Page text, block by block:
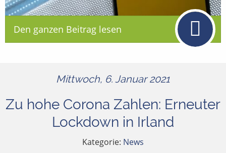
Den ganzen Beitrag lesen
Mittwoch, 6. Januar 2021
Zu hohe Corona Zahlen: Erneuter
Lockdown in Irland
Kategorie: News